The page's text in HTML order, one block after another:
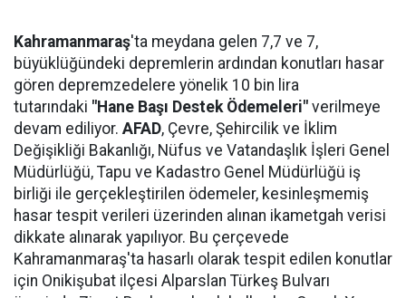
Kahramanmaraş'ta meydana gelen 7,7 ve 7,
büyüklüğündeki depremlerin ardından konutları hasar
gören depremzedelere yönelik 10 bin lira
tutarındaki "Hane Başı Destek Ödemeleri" verilmeye
devam ediliyor. AFAD, Çevre, Şehircilik ve İklim
Değişikliği Bakanlığı, Nüfus ve Vatandaşlık İşleri Genel
Müdürlüğü, Tapu ve Kadastro Genel Müdürlüğü iş
birliği ile gerçekleştirilen ödemeler, kesinleşmemiş
hasar tespit verileri üzerinden alınan ikametgah verisi
dikkate alınarak yapılıyor. Bu çerçevede
Kahramanmaraş'ta hasarlı olarak tespit edilen konutlar
için Onikişubat ilçesi Alparslan Türkeş Bulvarı